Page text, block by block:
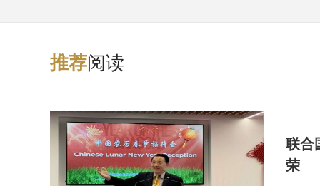
推荐阅读
联合
荣